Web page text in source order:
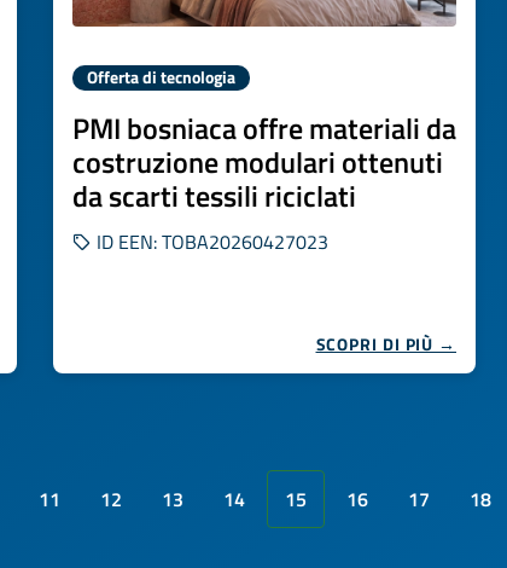
Offerta di tecnologia
PMI bosniaca offre materiali da
costruzione modulari ottenuti
da scarti tessili riciclati
ID EEN: TOBA20260427023
SCOPRI DI PIÙ →
11 12 13 14 15 16 17 18